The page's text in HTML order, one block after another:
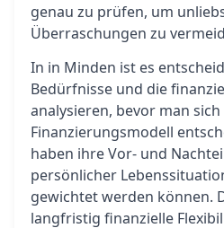
genau zu prüfen, um
Überraschungen zu
In in Minden ist es
Bedürfnisse und die
analysieren, bevor man
Finanzierungsmodell
haben ihre Vor- und
persönlicher
gewichtet werden können.
langfristig finanzielle